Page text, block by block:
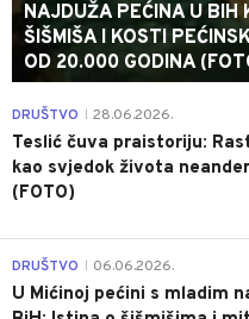
NAJDUŽA PEĆINA U BIH
ŠIŠMIŠA I KOSTI
OD 20.000 GODINA
DRUŠTVO 28.06.2026.
Teslić čuva praistoriju:
kao svjedok života
(FOTO)
DRUŠTVO 06.06.2026.
U Mićinoj pećini s mladim